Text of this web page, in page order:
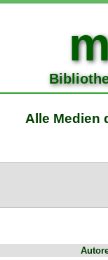
Alle Medien